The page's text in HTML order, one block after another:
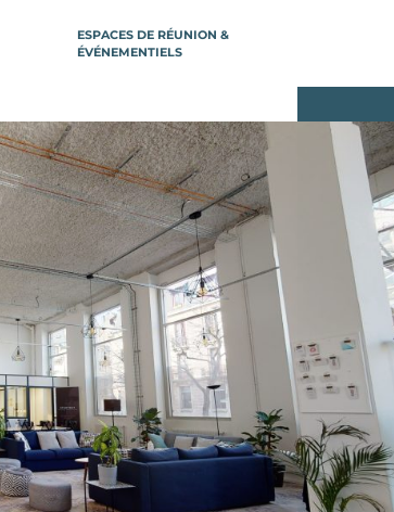
Châtelet
Marais République
Sentier
- Gare Saint-Lazare
Colisée
- Victoire
- Gare de l'Est
- Bastille
- Gare de Lyon
- Vavin
- Porte d’Orléans
- Gare Montparnasse
ILE-DE-FRANCE
Boulogne-Billancourt
Neuilly-sur-Seine
ESPACES DE RÉUNION &
ÉVÉNEMENTIELS